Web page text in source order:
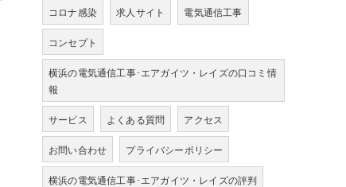
コロナ感染 求人サイト 電気通信工事
コンセプト
横浜の電気通信工事･エアガイツ・レイズの口コミ情
報
サービス よくある質問 アクセス
お問い合わせ プライバシーポリシー
横浜の電気通信工事･エアガイツ・レイズの評判